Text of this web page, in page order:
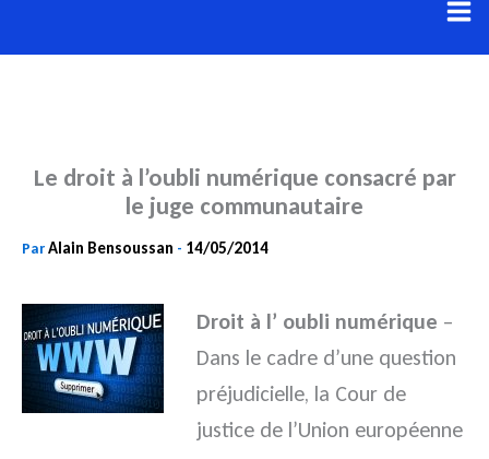
au
Le droit à l’oubli numérique consacré par
le juge communautaire
ParAlain Bensoussan - 14/05/2014
Droit à l’ oubli numérique –
Dans le cadre d’une question
préjudicielle, la Cour de
justice de l’Union européenne